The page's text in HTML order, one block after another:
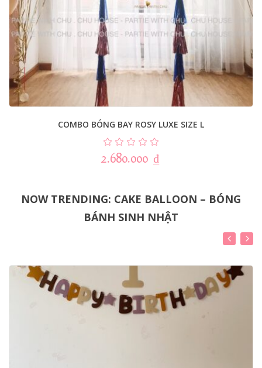
COMBO BÓNG BAY ROSY LUXE SIZE L
2.680.000 ₫
NOW TRENDING: CAKE BALLOON – BÓNG
BÁNH SINH NHẬT